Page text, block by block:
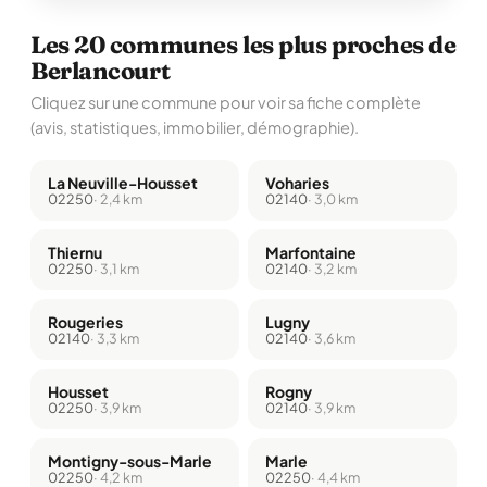
Les 20 communes les plus proches de
Berlancourt
Cliquez sur une commune pour voir sa fiche complète
(avis, statistiques, immobilier, démographie).
La Neuville-Housset
02250· 2,4 km
Voharies
02140· 3,0 km
Thiernu
02250· 3,1 km
Marfontaine
02140· 3,2 km
Rougeries
02140· 3,3 km
Lugny
02140· 3,6 km
Housset
02250· 3,9 km
Rogny
02140· 3,9 km
Montigny-sous-Marle
02250· 4,2 km
Marle
02250· 4,4 km